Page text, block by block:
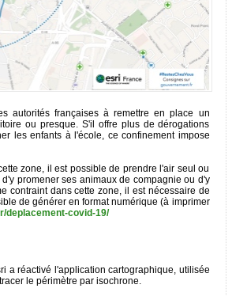
autorités françaises à remettre en place un
ou presque. S'il offre plus de dérogations
les enfants à l'école, ce confinement impose
zone, il est possible de prendre l'air seul ou
promener ses animaux de compagnie ou d'y
contraint dans cette zone, il est nécessaire de
de générer en format numérique (à imprimer
deplacement-covid-19/
a réactivé l'application cartographique, utilisée
le périmètre par isochrone.